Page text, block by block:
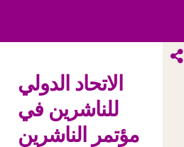
الاتحاد الدولي
للناشرين في
مؤتمر الناشرين